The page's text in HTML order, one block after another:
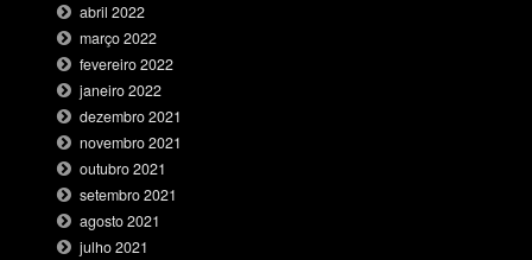
abril 2022
março 2022
fevereiro 2022
janeiro 2022
dezembro 2021
novembro 2021
outubro 2021
setembro 2021
agosto 2021
julho 2021